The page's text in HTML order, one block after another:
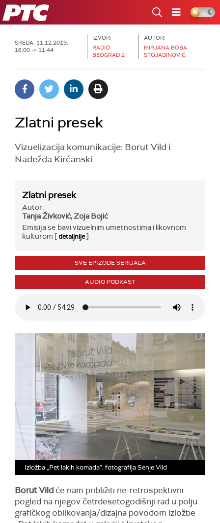
RTS
SREDA, 11.12.2019,
16:00 -> 11:44
IZVOR:
RADIO
BEOGRAD 2
AUTOR:
MIRJANA BOBA
STOJADINOVIĆ
Zlatni presek
Vizuelizacija komunikacije: Borut Vild i
Nadežda Kirćanski
Zlatni presek
Autor:
Tanja Živković, Zoja Bojić
Emisija se bavi vizuelnim umetnostima i likovnom
kulturom [detaljnije]
SVE EPIZODE SERIJALA
AUDIO PODKAST
Izložba „Pet lakih komada”, fotografija Senje Vild
Borut Vild će nam približiti ne-retrospektivni
pogled na njegov četrdesetogodišnji rad u polju
grafičkog oblikovanja/dizajna povodom izložbe